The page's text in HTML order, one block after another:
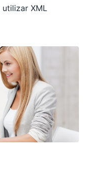
XML